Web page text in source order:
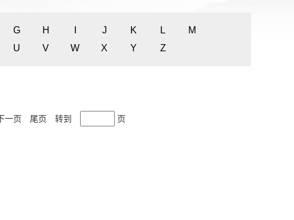
G H J K L
M
U V W X Y Z
一页 尾页 转到 页